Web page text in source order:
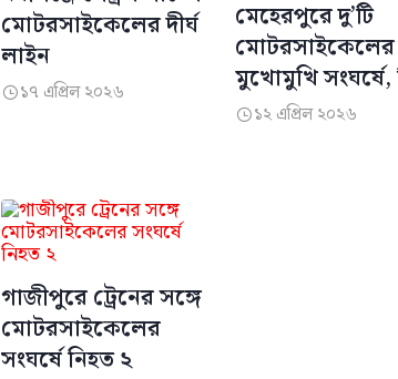
মোটরসাইকেলের দীর্ঘ
লাইন
১৭ এপ্রিল ২০২৬
মেহেরপুরে দু’টি
মোটরসাইকেলের
মুখোমুখি সংঘর্ষে,
১ ও আহত ৩
১২ এপ্রিল ২০২৬
গাজীপুরে ট্রেনের সঙ্গে
মোটরসাইকেলের
সংঘর্ষে নিহত ২